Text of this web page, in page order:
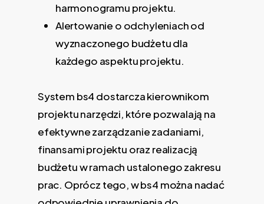
harmonogramu projektu.
Alertowanie o odchyleniach od
wyznaczonego budżetu dla
każdego aspektu projektu.
System bs4 dostarcza kierownikom
projektu narzędzi, które pozwalają na
efektywne zarządzanie zadaniami,
finansami projektu oraz realizacją
budżetu w ramach ustalonego zakresu
prac. Oprócz tego, w bs4 można nadać